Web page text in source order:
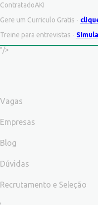
ContratadoAKI
Gere um Curriculo Gratis -
Treine para entrevistas -
"/>
Vagas
Empresas
Blog
Dúvidas
Recrutamento e Seleção